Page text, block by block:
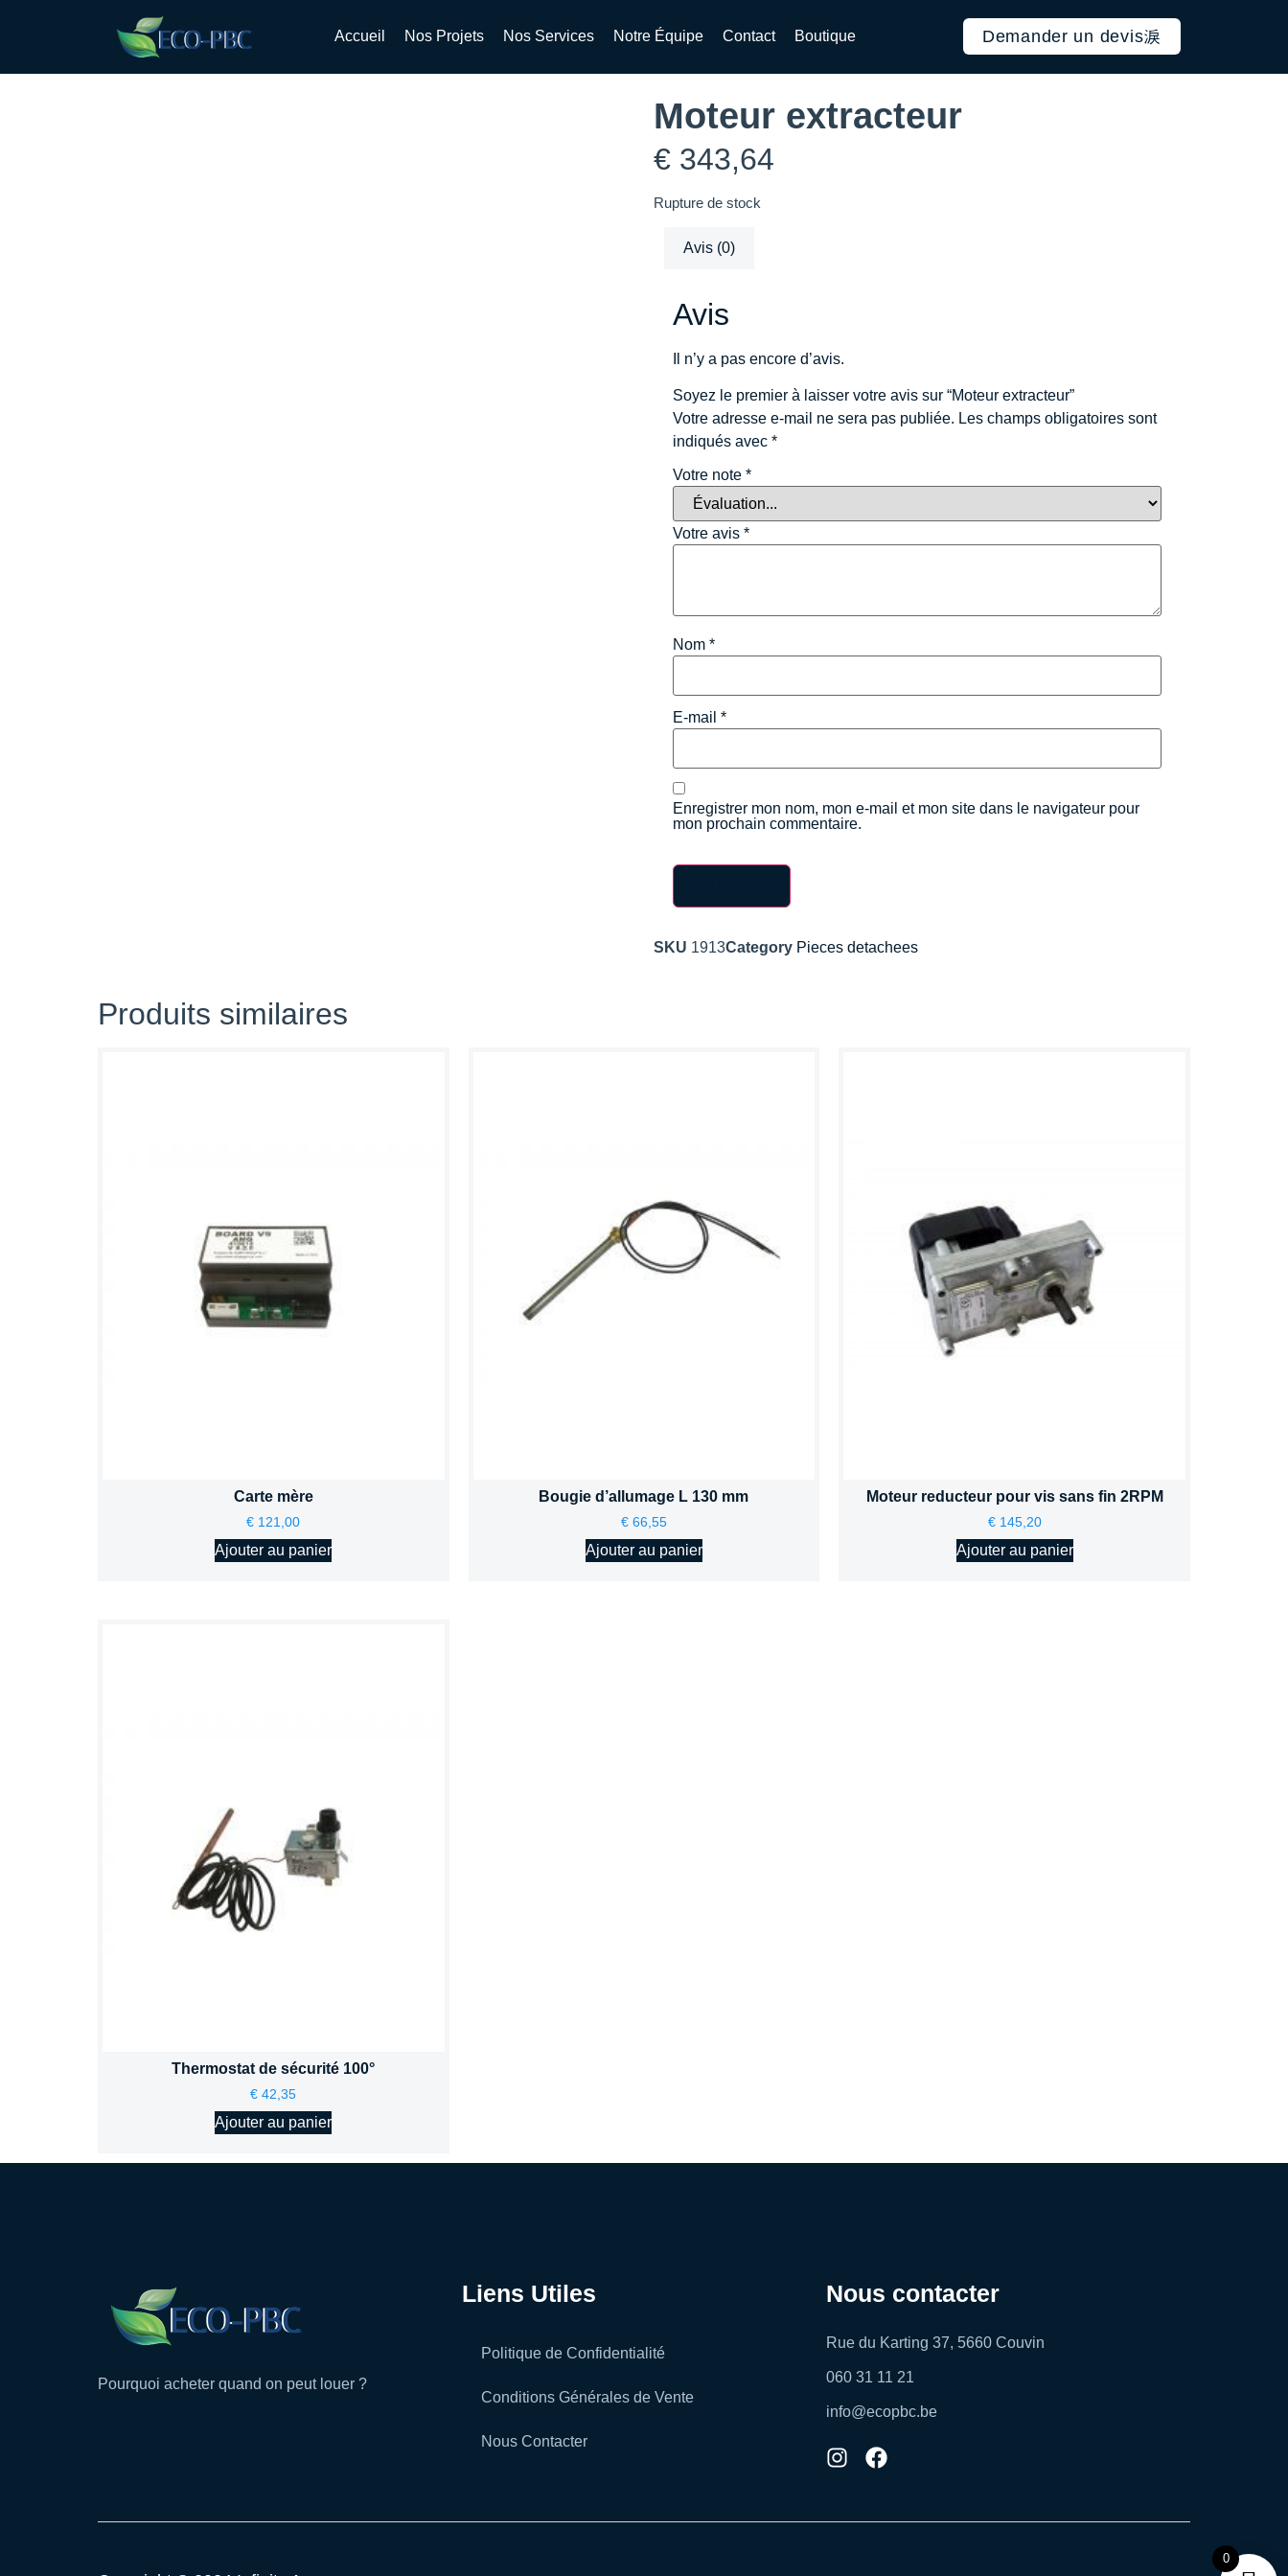
Accueil Nos Projets Nos Services Notre Équipe Contact Boutique Demander un devis
Moteur extracteur
€ 343,64
Rupture de stock
Avis (0)
Avis
Il n’y a pas encore d’avis.
Soyez le premier à laisser votre avis sur “Moteur extracteur”
Votre adresse e-mail ne sera pas publiée. Les champs obligatoires sont
indiqués avec *
Votre note *
Votre avis *
Nom *
E-mail *
Enregistrer mon nom, mon e-mail et mon site dans le navigateur pour
mon prochain commentaire.
SKU 1913Category Pieces detachees
Produits similaires
Carte mère
€ 121,00
Ajouter au panier
Bougie d’allumage L 130 mm
€66,55
Ajouter au panier
Moteur reducteur pour vis sans fin 2RPM
€145,20
Ajouter au panier
Thermostat de sécurité 100°
€ 42,35
Ajouter au panier
Pourquoi acheter quand on peut louer ?
Liens Utiles
Politique de Confidentialité
Conditions Générales de Vente
Nous Contacter
Nous contacter
Rue du Karting 37, 5660 Couvin
060 31 11 21
info@ecopbc.be
0